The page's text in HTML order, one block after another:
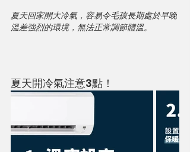
夏天回家開大冷氣，容易令毛孩長期處於早晚
溫差強烈的環境，無法正常調節體溫。
夏天開冷氣注意3點！